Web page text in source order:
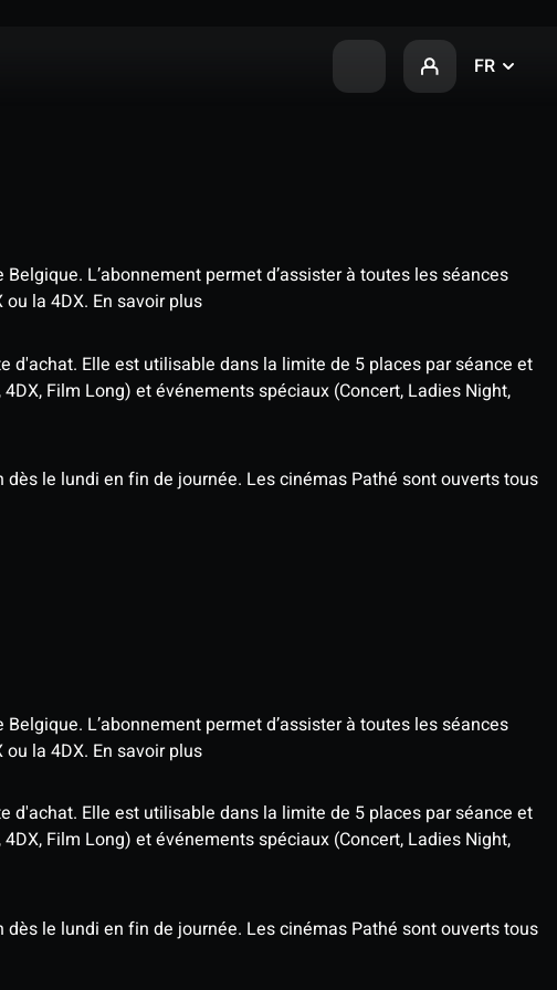
FR
L’abonnement permet d’assister à toutes les séances
la 4DX. En savoir plus
Elle est utilisable dans la limite de 5 places par séance et
Film Long) et événements spéciaux (Concert, Ladies Night,
le lundi en fin de journée. Les cinémas Pathé sont ouverts tous
L’abonnement permet d’assister à toutes les séances
la 4DX. En savoir plus
Elle est utilisable dans la limite de 5 places par séance et
Film Long) et événements spéciaux (Concert, Ladies Night,
le lundi en fin de journée. Les cinémas Pathé sont ouverts tous